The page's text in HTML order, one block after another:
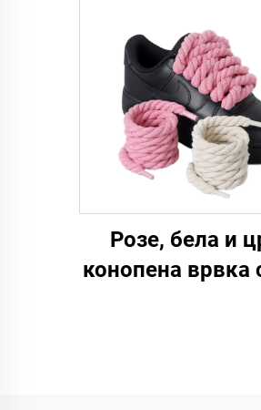
Розе, бела и
конопена врвка